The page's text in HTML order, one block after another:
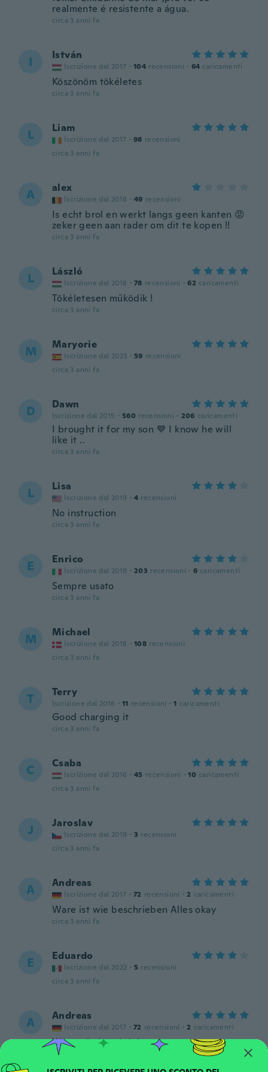
realmente é resistente a água.
circa 3 anni fa
I István
Iscrizione dal 2017 · 104 recensioni · 64 caricamenti
Köszönöm tökéletes
circa 3 anni fa
L Liam
Iscrizione dal 2017 · 98 recensioni
circa 3 anni fa
A alex
Iscrizione dal 2018 · 49 recensioni
Is echt brol en werkt langs geen kanten 😡
zeker geen aan rader om dit te kopen !!
circa 3 anni fa
L László
Iscrizione dal 2018 · 78 recensioni · 62 caricamenti
Tökéletesen működik !
circa 3 anni fa
M Maryorie
Iscrizione dal 2023 · 59 recensioni
circa 3 anni fa
D Dawn
Iscrizione dal 2015 · 560 recensioni · 206 caricamenti
I brought it for my son 💙 I know he will
like it ..
circa 3 anni fa
L Lisa
Iscrizione dal 2019 · 4 recensioni
No instruction
circa 3 anni fa
E Enrico
Iscrizione dal 2019 · 203 recensioni · 6 caricamenti
Sempre usato
circa 3 anni fa
M Michael
Iscrizione dal 2018 · 108 recensioni
circa 3 anni fa
T Terry
Iscrizione dal 2016 · 11 recensioni · 1 caricamenti
Good charging it
circa 3 anni fa
C Csaba
Iscrizione dal 2016 · 45 recensioni · 10 caricamenti
circa 3 anni fa
J Jaroslav
Iscrizione dal 2019 · 3 recensioni
circa 3 anni fa
A Andreas
Iscrizione dal 2017 · 72 recensioni · 2 caricamenti
Ware ist wie beschrieben Alles okay
circa 3 anni fa
E Eduardo
Iscrizione dal 2022 · 5 recensioni
circa 3 anni fa
A Andreas
Iscrizione dal 2017 · 72 recensioni · 2 caricamenti
Ware wie beschrieben
circa 3 anni fa